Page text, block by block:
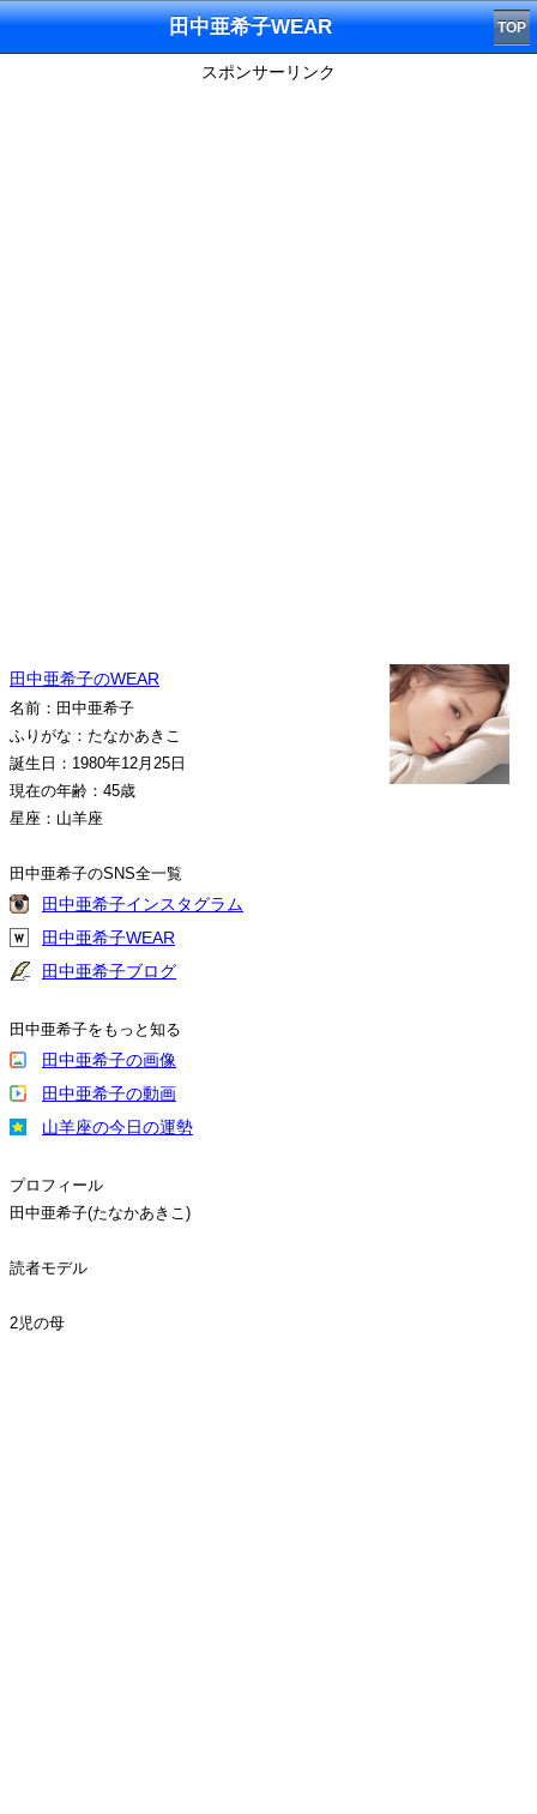
田中亜希子WEAR TOP
スポンサーリンク
田中亜希子のWEAR
名前：田中亜希子
ふりがな：たなかあきこ
誕生日：1980年12月25日
現在の年齢：45歳
星座：山羊座
田中亜希子のSNS全一覧
田中亜希子インスタグラム
田中亜希子WEAR
田中亜希子ブログ
田中亜希子をもっと知る
田中亜希子の画像
田中亜希子の動画
山羊座の今日の運勢
プロフィール
田中亜希子(たなかあきこ)
読者モデル
2児の母